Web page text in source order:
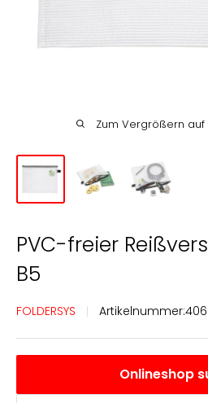
Deutsch
Zum Vergrößern auf
PVC-freier
B5
FOLDERSYS Artikelnummer:
Onlineshop